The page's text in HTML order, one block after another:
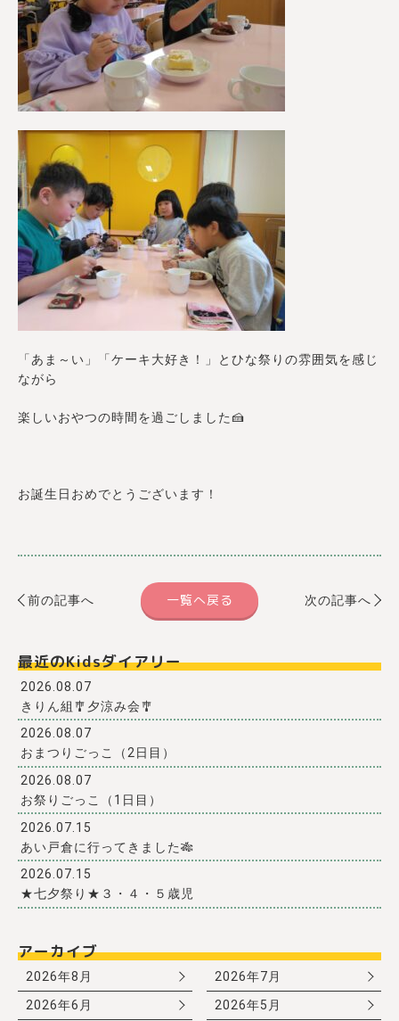
「あま～い」「ケーキ大好き！」とひな祭りの雰囲気を感じ
ながら
楽しいおやつの時間を過ごしました🍰
お誕生日おめでとうございます！
前の記事へ 一覧へ戻る 次の記事へ
最近のKidsダイアリー
2026.08.07
きりん組🎐夕涼み会🎐
2026.08.07
おまつりごっこ（2日目）
2026.08.07
お祭りごっこ（1日目）
2026.07.15
あい戸倉に行ってきました🎋
2026.07.15
★七夕祭り★３・４・５歳児
アーカイブ
2026年8月
2026年7月
2026年6月
2026年5月